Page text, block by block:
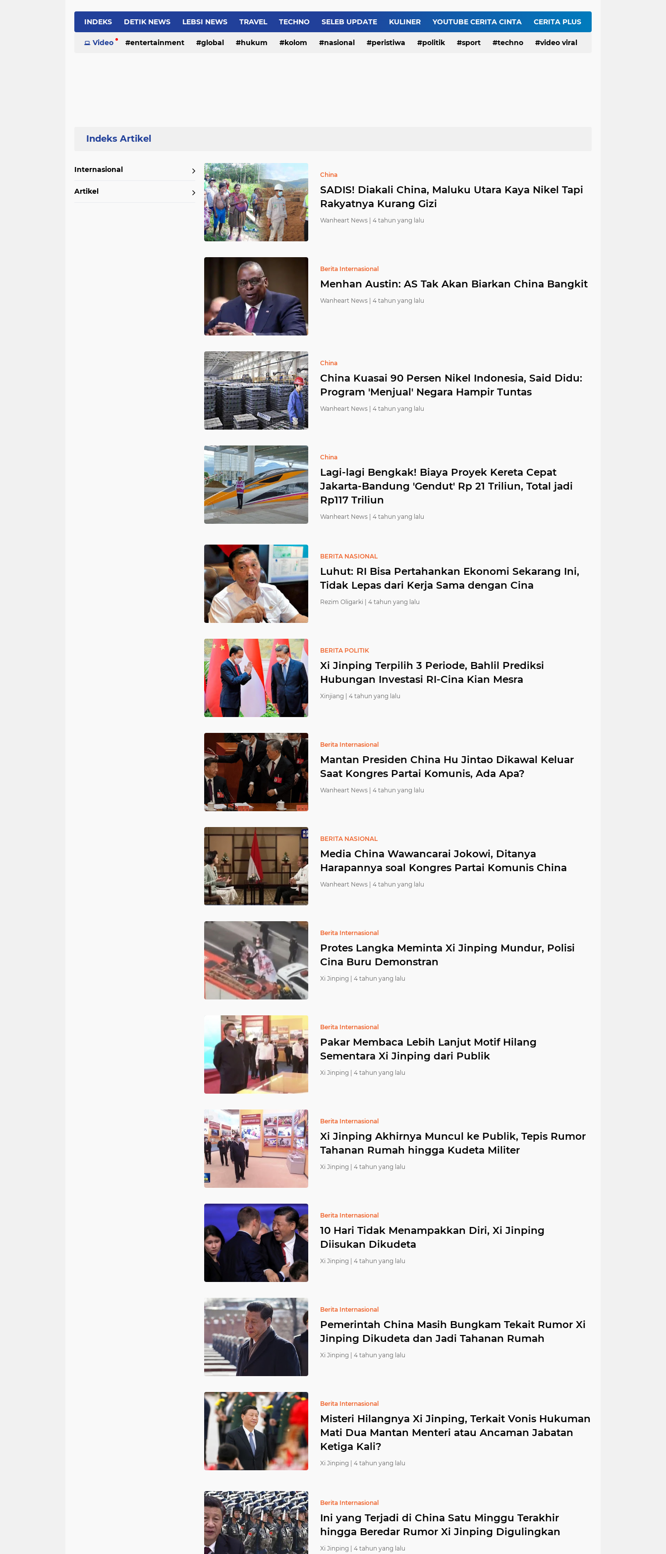
HEBOH Hilda Clarissa Theopilus Kerja di RS Mana? Viral Komentar 'Puas' terkait Meninggalnya Pasien BPJS
INDEKS DETIK NEWS LEBSI NEWS TRAVEL TECHNO SELEB UPDATE KULINER YOUTUBE CERITA CINTA CERITA PLUS
Video entertainment global hukum kolom nasional peristiwa politik sport techno video viral
Internasional
Artikel
China
SADIS! Diakali China, Maluku Utara Kaya Nikel Tapi
Rakyatnya Kurang Gizi
Wanheart News | 4 tahun yang lalu
Berita Internasional
Menhan Austin: AS Tak Akan Biarkan China Bangkit
Wanheart News | 4 tahun yang lalu
China
China Kuasai 90 Persen Nikel Indonesia, Said Didu:
Program 'Menjual' Negara Hampir Tuntas
Wanheart News | 4 tahun yang lalu
China
Lagi-lagi Bengkak! Biaya Proyek Kereta Cepat
Jakarta-Bandung 'Gendut' Rp 21 Triliun, Total jadi
Rp117 Triliun
Wanheart News | 4 tahun yang lalu
BERITA NASIONAL
Luhut: RI Bisa Pertahankan Ekonomi Sekarang Ini,
Tidak Lepas dari Kerja Sama dengan Cina
Rezim Oligarki | 4 tahun yang lalu
BERITA POLITIK
Xi Jinping Terpilih 3 Periode, Bahlil Prediksi
Hubungan Investasi RI-Cina Kian Mesra
Xinjiang | 4 tahun yang lalu
Berita Internasional
Mantan Presiden China Hu Jintao Dikawal Keluar
Saat Kongres Partai Komunis, Ada Apa?
Wanheart News | 4 tahun yang lalu
BERITA NASIONAL
Media China Wawancarai Jokowi, Ditanya
Harapannya soal Kongres Partai Komunis China
Wanheart News | 4 tahun yang lalu
Berita Internasional
Protes Langka Meminta Xi Jinping Mundur, Polisi
Cina Buru Demonstran
Xi Jinping | 4 tahun yang lalu
Berita Internasional
Pakar Membaca Lebih Lanjut Motif Hilang
Sementara Xi Jinping dari Publik
Xi Jinping | 4 tahun yang lalu
Berita Internasional
Xi Jinping Akhirnya Muncul ke Publik, Tepis Rumor
Tahanan Rumah hingga Kudeta Militer
Xi Jinping | 4 tahun yang lalu
Berita Internasional
10 Hari Tidak Menampakkan Diri, Xi Jinping
Diisukan Dikudeta
Xi Jinping | 4 tahun yang lalu
Berita Internasional
Pemerintah China Masih Bungkam Tekait Rumor Xi
Jinping Dikudeta dan Jadi Tahanan Rumah
Xi Jinping | 4 tahun yang lalu
Berita Internasional
Misteri Hilangnya Xi Jinping, Terkait Vonis Hukuman
Mati Dua Mantan Menteri atau Ancaman Jabatan
Ketiga Kali?
Xi Jinping | 4 tahun yang lalu
Berita Internasional
Ini yang Terjadi di China Satu Minggu Terakhir
hingga Beredar Rumor Xi Jinping Digulingkan
Xi Jinping | 4 tahun yang lalu